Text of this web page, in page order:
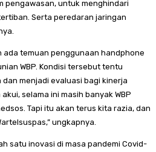
pengawasan, untuk menghindari
Serta peredaran jaringan
ada temuan penggunaan handphone
WBP. Kondisi tersebut tentu
menjadi evaluasi bagi kinerja
selama ini masih banyak WBP
Tapi itu akan terus kita razia, dan
ungkapnya.
satu inovasi di masa pandemi Covid-